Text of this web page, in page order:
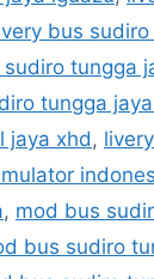
bus
tungga
tungga
jaya xhd,
, mod bus
bus sudiro